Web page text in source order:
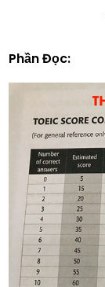
Phần Đọc: